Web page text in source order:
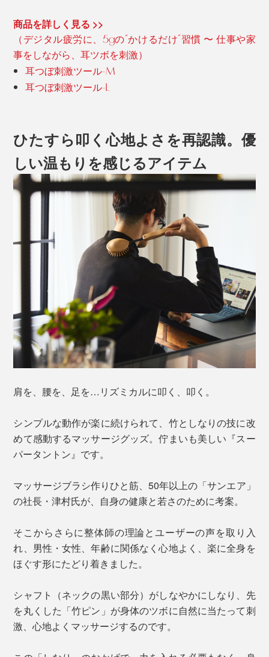
商品を詳しく見る >>
（デジタル疲労に、5gの“かけるだけ”習慣 〜 仕事や家
事をしながら、耳ツボを刺激）
耳つぼ刺激ツール-M
耳つぼ刺激ツール-L
ひたすら叩く心地よさを再認識。優
しい温もりを感じるアイテム
肩を、腰を、足を…リズミカルに叩く、叩く。
シンプルな動作が楽に続けられて、竹としなりの技に改
めて感動するマッサージグッズ。佇まいも美しい『スー
パータントン』です。
マッサージブラシ作りひと筋、50年以上の「サンエア」
の社長・津村氏が、自身の健康と若さのために考案。
そこからさらに整体師の理論とユーザーの声を取り入
れ、男性・女性、年齢に関係なく心地よく、楽に全身を
ほぐす形にたどり着きました。
シャフト（ネックの黒い部分）がしなやかにしなり、先
を丸くした「竹ピン」が身体のツボに自然に当たって刺
激、心地よくマッサージするのです。